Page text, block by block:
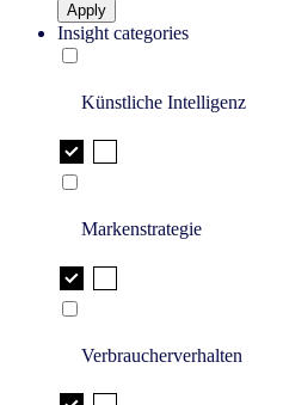
Apply
Insight categories
Künstliche Intelligenz
Markenstrategie
Verbraucherverhalten